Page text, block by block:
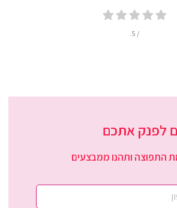
/ 5.
לפנק אתכם
התפוצה ותהנו ממבצעים